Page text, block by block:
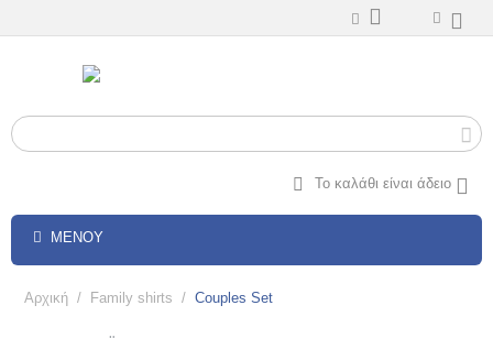
Το καλάθι είναι άδειο
ΜΕΝΟΎ
Αρχική / Family shirts / Couples Set